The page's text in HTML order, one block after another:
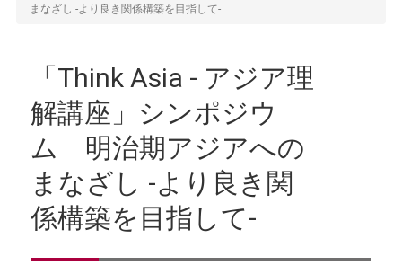
まなざし -より良き関係構築を目指して-
「Think Asia - アジア理
解講座」シンポジウ
ム 明治期アジアへの
まなざし -より良き関
係構築を目指して-